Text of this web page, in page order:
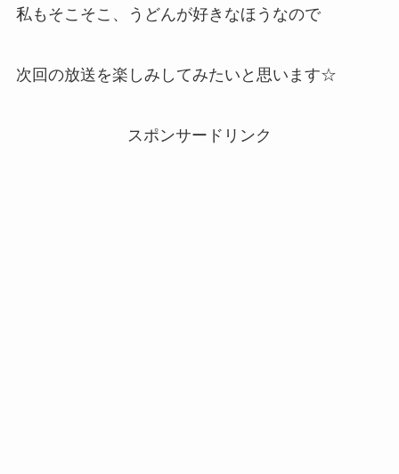
私もそこそこ、うどんが好きなほうなので
次回の放送を楽しみしてみたいと思います☆
スポンサードリンク